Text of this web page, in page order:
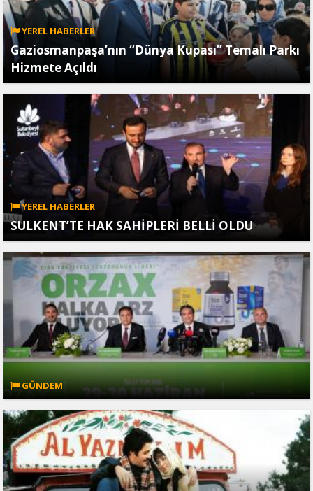
YEREL HABERLER
Gaziosmanpaşa’nın “Dünya Kupası” Temalı Parkı
Hizmete Açıldı
YEREL HABERLER
SULKENT’TE HAK SAHİPLERİ BELLİ OLDU
GÜNDEM